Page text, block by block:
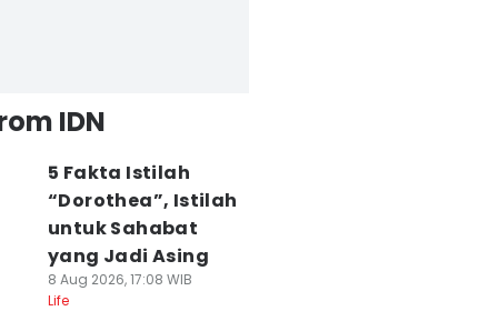
IDN
5 Fakta Istilah
“Dorothea”, Istilah
untuk Sahabat
yang Jadi Asing
8 Aug 2026, 17:08 WIB
Life